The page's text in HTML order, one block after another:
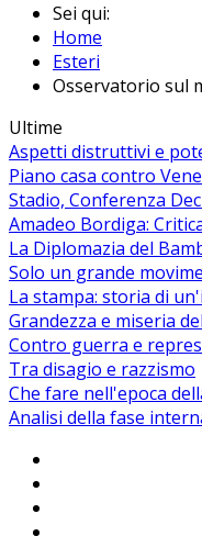
Sei qui:
Home
Esteri
Osservatorio sul
Ultime
Aspetti distruttivi e
Piano casa contro
Stadio, Conferenza
Amadeo Bordiga:
La Diplomazia del
Solo un grande
La stampa: storia di
Grandezza e miseria
Contro guerra e
Tra disagio e razzismo
Che fare nell'epoca
Analisi della fase